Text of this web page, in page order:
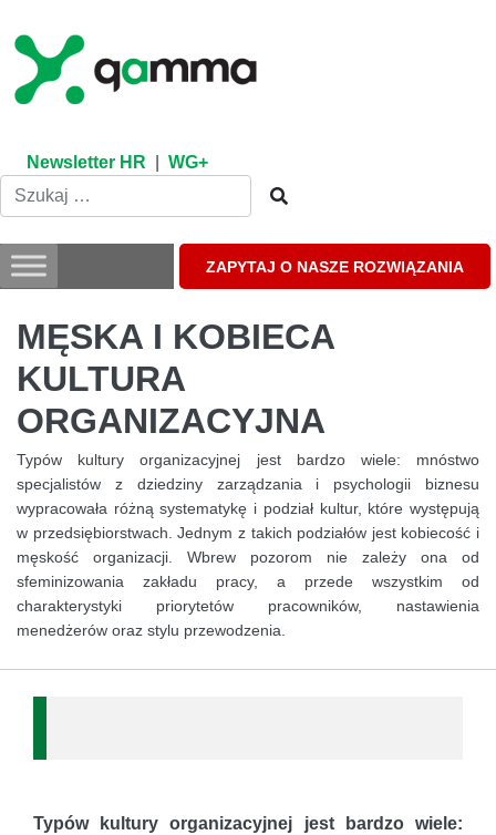
content
Newsletter HR WG+
ZAPYTAJ O NASZE ROZWIĄZANIA
MĘSKA I KOBIECA
KULTURA
ORGANIZACYJNA
Typów kultury organizacyjnej jest bardzo wiele: mnóstwo
specjalistów z dziedziny zarządzania i psychologii biznesu
wypracowała różną systematykę i podział kultur, które występują
w przedsiębiorstwach. Jednym z takich podziałów jest kobiecość i
męskość organizacji. Wbrew pozorom nie zależy ona od
sfeminizowania zakładu pracy, a przede wszystkim od
charakterystyki priorytetów pracowników, nastawienia
menedżerów oraz stylu przewodzenia.
Typów kultury organizacyjnej jest bardzo wiele: